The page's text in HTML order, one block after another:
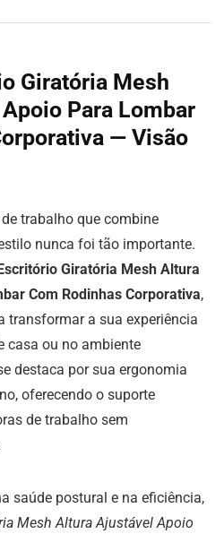
Giratória Mesh
Para Lombar
— Visão
trabalho que combine
nunca foi tão importante.
Giratória Mesh Altura
Com Rodinhas Corporativa,
transformar a sua experiência
casa ou no ambiente
destaca por sua ergonomia
oferecendo o suporte
de trabalho sem
saúde postural e na eficiência,
Mesh Altura Ajustável Apoio